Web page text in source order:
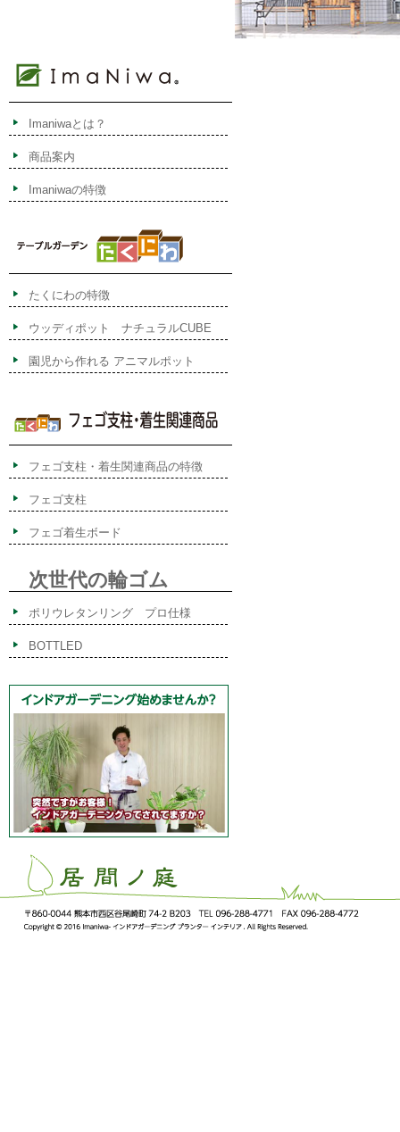
Imaniwaとは？
商品案内
Imaniwaの特徴
たくにわの特徴
ウッディポット ナチュラルCUBE
園児から作れる アニマルポット
フェゴ支柱・着生関連商品の特徴
フェゴ支柱
フェゴ着生ボード
次世代の輪ゴム
ポリウレタンリング プロ仕様
BOTTLED
ImaNiwa